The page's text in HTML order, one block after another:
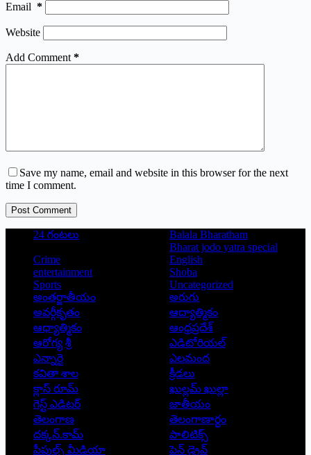
Email *
Website
Add Comment *
Save my name, email and website in this browser for the next
time I comment.
Post Comment
24 గంటలు
Balala Bharatham
Bharat jodo yatra special
Crime
English
entertainment
Shoba
Sports
Uncategorized
అంతర్జాతీయం
అరుగు
అవర్గీకృతం
ఆద్యాత్మికం
ఆధ్యాత్మికం
ఆంధ్రప్రదేశ్
ఆరోగ్య శ్రీ
ఎడిటోరియల్
ఎన్నారై
ఎలమంద
కవితా శాల
క్రీడలు
క్లాస్ రూమ్
ఖుల్లమ్ ఖుల్లా
గెస్ట్ ఎడిటర్
జాతీయం
తెలంగాణ
తెలంగాణార్థం
దక్కన్.కామ్
పాలిటిక్స్
పీపుల్స్ ‌మీడియా
పెన్ డ్రైవ్